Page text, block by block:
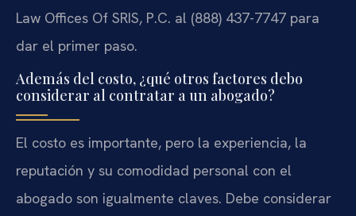
Law Offices Of SRIS, P.C. al (888) 437-7747 para
dar el primer paso.
Además del costo, ¿qué otros factores debo
considerar al contratar a un abogado?
El costo es importante, pero la experiencia, la
reputación y su comodidad personal con el
abogado son igualmente claves. Debe considerar